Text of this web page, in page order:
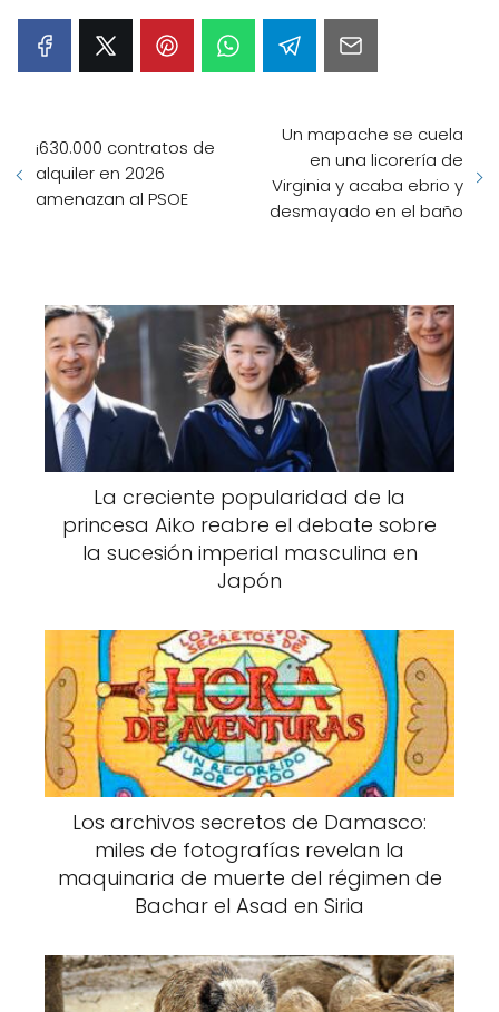
¡630.000 contratos de
alquiler en 2026
amenazan al PSOE
Un mapache se cuela
en una licorería de
Virginia y acaba ebrio y
desmayado en el baño
La creciente popularidad de la
princesa Aiko reabre el debate sobre
la sucesión imperial masculina en
Japón
Los archivos secretos de Damasco:
miles de fotografías revelan la
maquinaria de muerte del régimen de
Bachar el Asad en Siria